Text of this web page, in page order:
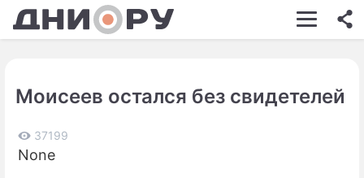
ШОУ-БИЗНЕС
КИНО
Моисеев остался без свидетелей
37199
None